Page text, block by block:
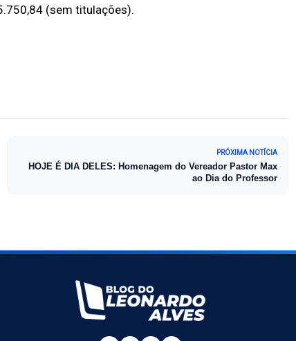
(sem titulações).
PRÓXIMA NOTÍCIA
HOJE É DIA DELES: Homenagem do Vereador Pastor Max
ao Dia do Professor